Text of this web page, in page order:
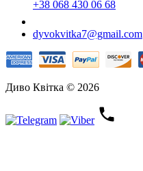
+38 068 430 06 68
dyvokvitka7@gmail.com
Диво Квітка © 2026